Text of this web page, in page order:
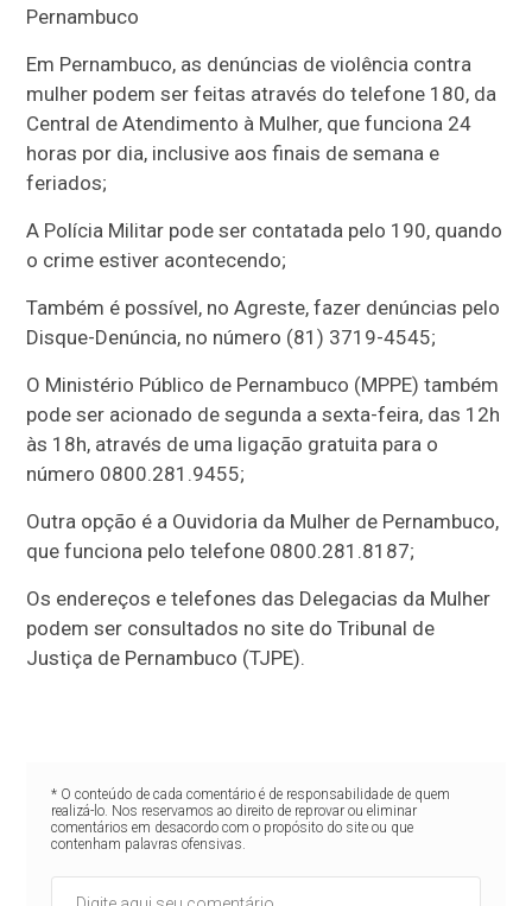
Pernambuco
Em Pernambuco, as denúncias de violência contra
mulher podem ser feitas através do telefone 180, da
Central de Atendimento à Mulher, que funciona 24
horas por dia, inclusive aos finais de semana e
feriados;
A Polícia Militar pode ser contatada pelo 190, quando
o crime estiver acontecendo;
Também é possível, no Agreste, fazer denúncias pelo
Disque-Denúncia, no número (81) 3719-4545;
O Ministério Público de Pernambuco (MPPE) também
pode ser acionado de segunda a sexta-feira, das 12h
às 18h, através de uma ligação gratuita para o
número 0800.281.9455;
Outra opção é a Ouvidoria da Mulher de Pernambuco,
que funciona pelo telefone 0800.281.8187;
Os endereços e telefones das Delegacias da Mulher
podem ser consultados no site do Tribunal de
Justiça de Pernambuco (TJPE).
* O conteúdo de cada comentário é de responsabilidade de quem
realizá-lo. Nos reservamos ao direito de reprovar ou eliminar
comentários em desacordo com o propósito do site ou que
contenham palavras ofensivas.